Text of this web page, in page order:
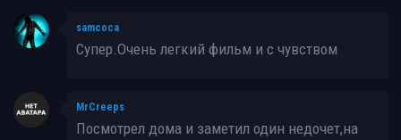
samcoca
Супер.Очень легкий фильм и с чувством
MrCreeps
Посмотрел дома и заметил один недочет,на